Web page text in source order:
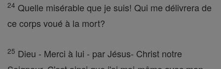
24 Quelle misérable que je suis! Qui me délivrera de
ce corps voué à la mort?
25 Dieu - Merci à lui - par Jésus- Christ notre